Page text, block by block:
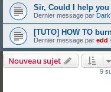
Sir, Could I help you
Dernier message par
[TUTO] HOW TO
Dernier message par edd
Nouveau sujet
9